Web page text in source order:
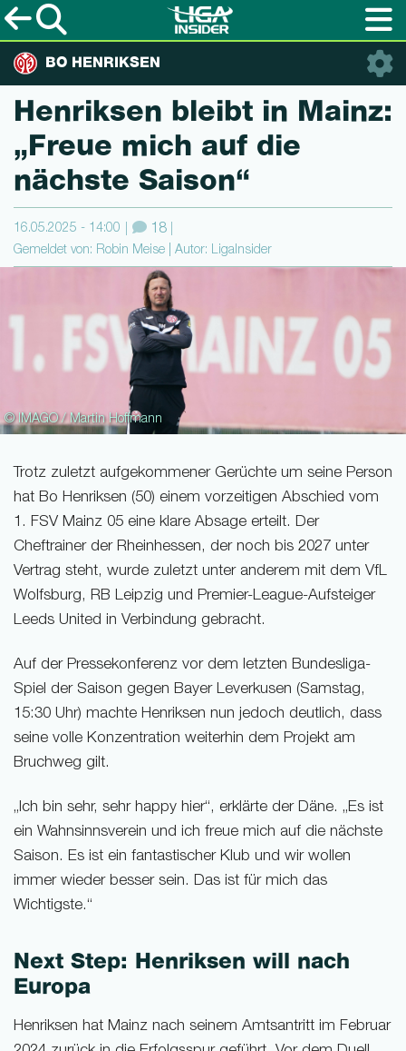
BO HENRIKSEN
Henriksen bleibt in Mainz:
„Freue mich auf die
nächste Saison“
16.05.2025 - 14:00 18
Gemeldet von: Robin Meise | Autor: LigaInsider
© IMAGO / Martin Hoffmann
Trotz zuletzt aufgekommener Gerüchte um seine Person
hat Bo Henriksen (50) einem vorzeitigen Abschied vom
1. FSV Mainz 05 eine klare Absage erteilt. Der
Cheftrainer der Rheinhessen, der noch bis 2027 unter
Vertrag steht, wurde zuletzt unter anderem mit dem VfL
Wolfsburg, RB Leipzig und Premier-League-Aufsteiger
Leeds United in Verbindung gebracht.
Auf der Pressekonferenz vor dem letzten Bundesliga-
Spiel der Saison gegen Bayer Leverkusen (Samstag,
15:30 Uhr) machte Henriksen nun jedoch deutlich, dass
seine volle Konzentration weiterhin dem Projekt am
Bruchweg gilt.
„Ich bin sehr, sehr happy hier“, erklärte der Däne. „Es ist
ein Wahnsinnsverein und ich freue mich auf die nächste
Saison. Es ist ein fantastischer Klub und wir wollen
immer wieder besser sein. Das ist für mich das
Wichtigste.“
Next Step: Henriksen will nach
Europa
Henriksen hat Mainz nach seinem Amtsantritt im Februar